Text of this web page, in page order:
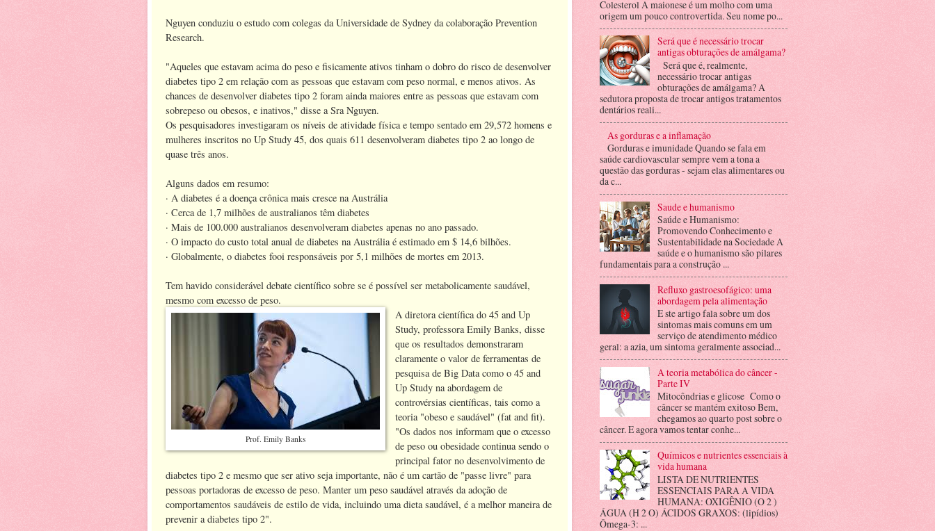
Nguyen conduziu o estudo com colegas da Universidade de Sydney da colaboração Prevention
Research.
"Aqueles que estavam acima do peso e fisicamente ativos tinham o dobro do risco de desenvolver
diabetes tipo 2 em relação com as pessoas que estavam com peso normal, e menos ativos. As
chances de desenvolver diabetes tipo 2 foram ainda maiores entre as pessoas que estavam com
sobrepeso ou obesos, e inativos," disse a Sra Nguyen.
Os pesquisadores investigaram os níveis de atividade física e tempo sentado em 29,572 homens e
mulheres inscritos no Up Study 45, dos quais 611 desenvolveram diabetes tipo 2 ao longo de
quase três anos.
Alguns dados em resumo:
· A diabetes é a doença crônica mais cresce na Austrália
· Cerca de 1,7 milhões de australianos têm diabetes
· Mais de 100.000 australianos desenvolveram diabetes apenas no ano passado.
· O impacto do custo total anual de diabetes na Austrália é estimado em $ 14,6 bilhões.
· Globalmente, o diabetes fooi responsáveis ​​por 5,1 milhões de mortes em 2013.
Tem havido considerável debate científico sobre se é possível ser metabolicamente saudável,
mesmo com excesso de peso.
Prof. Emily Banks
A diretora científica do 45 and Up
Study, professora Emily Banks, disse
que os resultados demonstraram
claramente o valor de ferramentas de
pesquisa de Big Data como o 45 and
Up Study na abordagem de
controvérsias científicas, tais como a
teoria "obeso e saudável" (fat and fit).
"Os dados nos informam que o excesso
de peso ou obesidade continua sendo o
principal fator no desenvolvimento de
diabetes tipo 2 e mesmo que ser ativo seja importante, não é um cartão de "passe livre" para
pessoas portadoras de excesso de peso. Manter um peso saudável através da adoção de
comportamentos saudáveis de estilo de vida, incluindo uma dieta saudável, é a melhor maneira de
prevenir a diabetes tipo 2".
Colesterol A maionese é um molho com uma
origem um pouco controvertida. Seu nome po...
Será que é necessário trocar
antigas obturações de amálgama?
Será que é, realmente,
necessário trocar antigas
obturações de amálgama? A
sedutora proposta de trocar antigos tratamentos
dentários reali...
As gorduras e a inflamação
Gorduras e imunidade Quando se fala em
saúde cardiovascular sempre vem a tona a
questão das gorduras - sejam elas alimentares ou
da c...
Saude e humanismo
Saúde e Humanismo:
Promovendo Conhecimento e
Sustentabilidade na Sociedade A
saúde e o humanismo são pilares
fundamentais para a construção ...
Refluxo gastroesofágico: uma
abordagem pela alimentação
E ste artigo fala sobre um dos
sintomas mais comuns em um
serviço de atendimento médico
geral: a azia, um sintoma geralmente associad...
A teoria metabólica do câncer -
Parte IV
Mitocôndrias e glicose Como o
câncer se mantém exitoso Bem,
chegamos ao quarto post sobre o
câncer. E agora vamos tentar conhe...
Químicos e nutrientes essenciais à
vida humana
LISTA DE NUTRIENTES
ESSENCIAIS PARA A VIDA
HUMANA: OXIGÊNIO (O 2 )
ÁGUA (H 2 O) ÁCIDOS GRAXOS: (lipídios)
Ômega-3: ...